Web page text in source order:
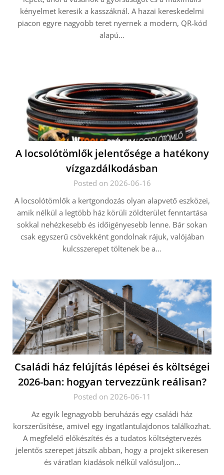
kényelmet keresik a kasszáknál. A hazai kereskedelmi
piacon egyre nagyobb teret nyernek a modern, QR-kód
alapú…
A locsolótömlők jelentősége a hatékony
vízgazdálkodásban
Posted on 2026-06-16
A locsolótömlők a kertgondozás olyan alapvető eszközei,
amik nélkül a legtöbb ház körüli zöldterület fenntartása
sokkal nehézkesebb és időigényesebb lenne. Bár sokan
csak egyszerű csövekként gondolnak rájuk, valójában
kulcsszerepet töltenek be a…
Családi ház felújítás lépései és költségei
2026-ban: hogyan tervezzünk reálisan?
Posted on 2026-06-11
Az egyik legnagyobb beruházás egy családi ház
korszerűsítése, amivel egy ingatlantulajdonos találkozhat.
A megfelelő előkészítés és a tudatos költségtervezés
jelentős szerepet játszik abban, hogy a projekt sikeresen
és váratlan kiadások nélkül valósuljon…